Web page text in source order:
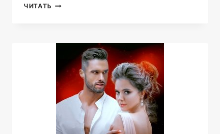
ЧИТАТЬ Я
ОТДАМ